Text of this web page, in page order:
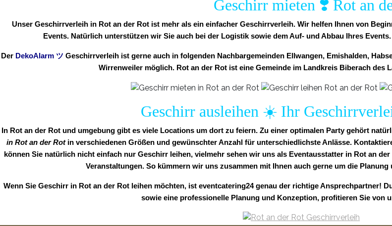
Geschirr mieten ❣️ Rot an
Unser Geschirrverleih in Rot an der Rot ist mehr als ein einfacher Geschirrverleih. Wir helfen Ihnen von
Events. Natürlich unterstützen wir Sie auch bei der Logistik sowie dem Auf- und Abbau Ihres
Der DekoAlarm ツ Geschirrverleih ist gerne auch in folgenden Nachbargemeinden Ellwangen, Emishalden,
Wirrenweiler möglich. Rot an der Rot ist eine Gemeinde im Landkreis Biberach des
Geschirr ausleihen ☀️ Ihr
In Rot an der Rot und umgebung gibt es viele Locations um dort zu feiern. Zu einer optimalen Party gehört
in Rot an der Rotin verschiedenen Größen und gewünschter Anzahl für unterschiedlichste Anlässe.
können Sie natürlich nicht einfach nur Geschirr leihen, vielmehr sehen wir uns als Eventausstatter in Rot an
Veranstaltungen. So kümmern wir uns zusammen mit Ihnen auch gerne um die
Wenn Sie Geschirr in Rot an der Rot leihen möchten, ist eventcatering24 genau der richtige Ansprechpartner!
sowie eine professionelle Planung und Konzeption, profitieren Sie von